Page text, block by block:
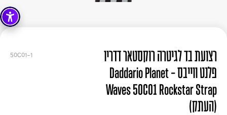
50C01-1
רצועת בד לגיטרה רוקסטאר דדריו
פלנט ווייבס - Daddario Planet
Waves 50C01 Rockstar Strap
(העתק)